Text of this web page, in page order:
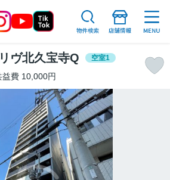
ヴ北久宝寺Q 空室1
益費 10,000円